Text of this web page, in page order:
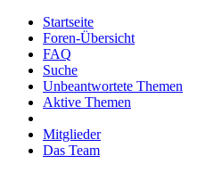
Startseite
Foren-Übersicht
FAQ
Suche
Unbeantwortete Themen
Aktive Themen
Mitglieder
Das Team